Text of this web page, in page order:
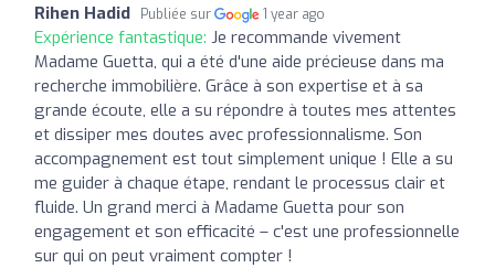
Rihen Hadid Publiée sur 1 year ago
Expérience fantastique: Je recommande vivement
Madame Guetta, qui a été d'une aide précieuse dans ma
recherche immobilière. Grâce à son expertise et à sa
grande écoute, elle a su répondre à toutes mes attentes
et dissiper mes doutes avec professionnalisme. Son
accompagnement est tout simplement unique ! Elle a su
me guider à chaque étape, rendant le processus clair et
fluide. Un grand merci à Madame Guetta pour son
engagement et son efficacité – c'est une professionnelle
sur qui on peut vraiment compter !